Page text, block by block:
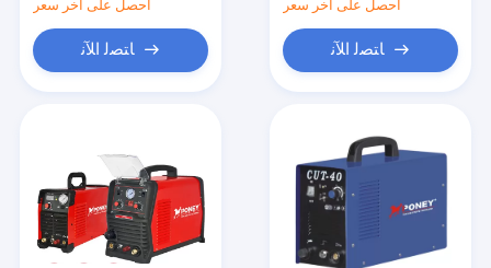
أحصل على آخر سعر
ﺎﺘﺼﻟ ﺍﻶﻧ
أحصل على آخر سعر
ﺎﺘﺼﻟ ﺍﻶﻧ